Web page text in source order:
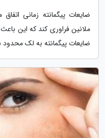
ضایعات پیگمانته زمانی
ملانین فراوری کند که این
ضایعات پیگمانته به لک